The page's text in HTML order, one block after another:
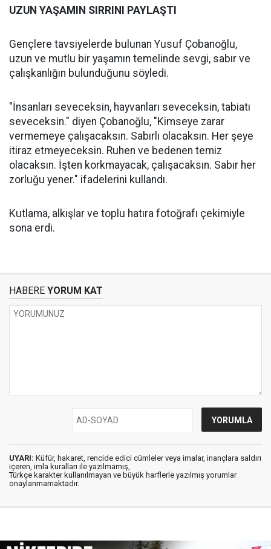
UZUN YAŞAMIN SIRRINI PAYLAŞTI
Gençlere tavsiyelerde bulunan Yusuf Çobanoğlu,
uzun ve mutlu bir yaşamın temelinde sevgi, sabır ve
çalışkanlığın bulunduğunu söyledi.
"İnsanları seveceksin, hayvanları seveceksin, tabiatı
seveceksin." diyen Çobanoğlu, "Kimseye zarar
vermemeye çalışacaksın. Sabırlı olacaksın. Her şeye
itiraz etmeyeceksin. Ruhen ve bedenen temiz
olacaksın. İşten korkmayacak, çalışacaksın. Sabır her
zorluğu yener." ifadelerini kullandı.
Kutlama, alkışlar ve toplu hatıra fotoğrafı çekimiyle
sona erdi.
HABERE YORUM KAT
UYARI: Küfür, hakaret, rencide edici cümleler veya imalar, inançlara saldırı
içeren, imla kuralları ile yazılmamış,
Türkçe karakter kullanılmayan ve büyük harflerle yazılmış yorumlar
onaylanmamaktadır.